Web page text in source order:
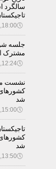
سالگرد
🕔18:00, 5.مه 2026
جلسه
مشترک
🕔12:24, 10.اکتبر 2025
نشست
شد
🕔15:00, 8.اکتبر 2025
شد
🕔13:50, 6.اکتبر 2025